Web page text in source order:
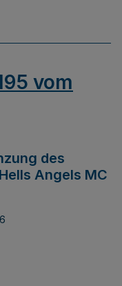
vom
des
Angels MC